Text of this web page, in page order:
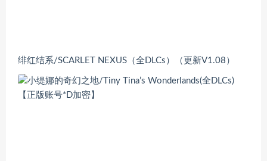
绯红结系/SCARLET NEXUS（全DLCs）（更新V1.08）